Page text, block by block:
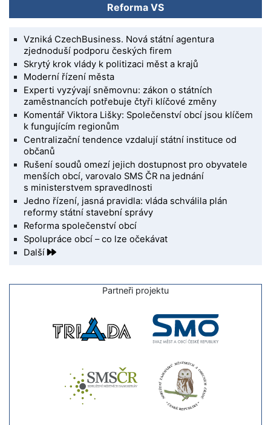
Reforma VS
Vzniká CzechBusiness. Nová státní agentura
zjednoduší podporu českých firem
Skrytý krok vlády k politizaci měst a krajů
Moderní řízení města
Experti vyzývají sněmovnu: zákon o státních
zaměstnancích potřebuje čtyři klíčové změny
Komentář Viktora Lišky: Společenství obcí jsou klíčem
k fungujícím regionům
Centralizační tendence vzdalují státní instituce od
občanů
Rušení soudů omezí jejich dostupnost pro obyvatele
menších obcí, varovalo SMS ČR na jednání
s ministerstvem spravedlnosti
Jedno řízení, jasná pravidla: vláda schválila plán
reformy státní stavební správy
Reforma společenství obcí
Spolupráce obcí – co lze očekávat
Další
Partneři projektu